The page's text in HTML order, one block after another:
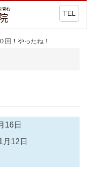
TEL
回！やったね！
16日
12日